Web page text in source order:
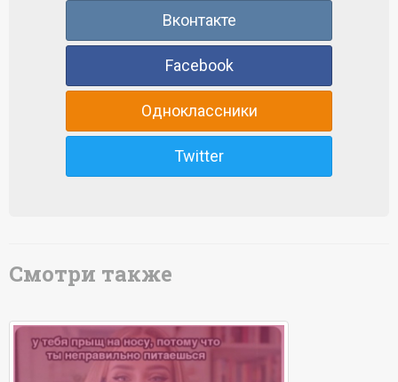
Вконтакте
Facebook
Одноклассники
Twitter
Смотри также